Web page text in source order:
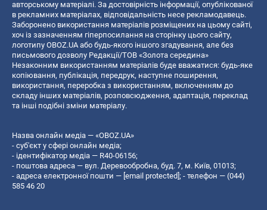
авторському матеріалі. За достовірність інформації, опублікованої
в рекламних матеріалах, відповідальність несе рекламодавець.
Заборонено використання матеріалів розміщених на цьому сайті,
хоч із зазначенням гіперпосилання на сторінку цього сайту,
логотипу OBOZ.UA або будь-якого іншого згадування, але без
письмового дозволу Редакції/ТОВ «Золота середина»
Незаконним використанням матеріалів буде вважатися: будь-яке
копiювання, публiкацiя, передрук, наступне поширення,
використання, переробка з використанням, включенням до
складу інших матеріалів, розповсюдження, адаптація, переклад
та інші подібні зміни матеріалу.
Назва онлайн медіа — «OBOZ.UA»
- суб'єкт у сфері онлайн медіа;
- ідентифікатор медіа — R40-06156;
- поштова адреса — вул. Деревообробна, буд. 7, м. Київ, 01013;
- адреса електронної пошти — [email protected] ; - телефон — (044)
585 46 20